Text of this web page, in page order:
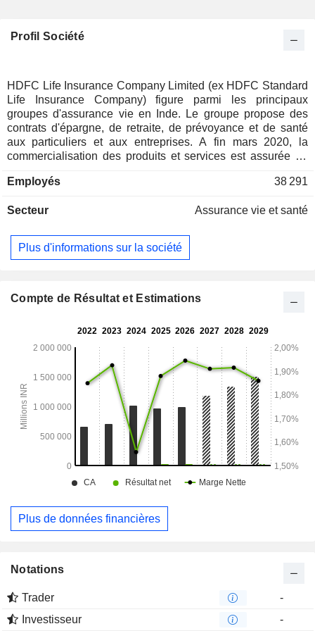
Profil Société
HDFC Life Insurance Company Limited (ex HDFC Standard
Life Insurance Company) figure parmi les principaux
groupes d'assurance vie en Inde. Le groupe propose des
contrats d'épargne, de retraite, de prévoyance et de santé
aux particuliers et aux entreprises. A fin mars 2020, la
commercialisation des produits et services est assurée au
via des agences de plus 270 banques et partenaires.
Employés 38 291
Secteur Assurance vie et santé
Plus d'informations sur la société
Compte de Résultat et Estimations
Plus de données financières
Notations
Trader
-
Investisseur
-